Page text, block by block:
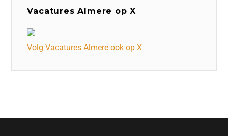
Vacatures Almere op X
Volg Vacatures Almere ook op X